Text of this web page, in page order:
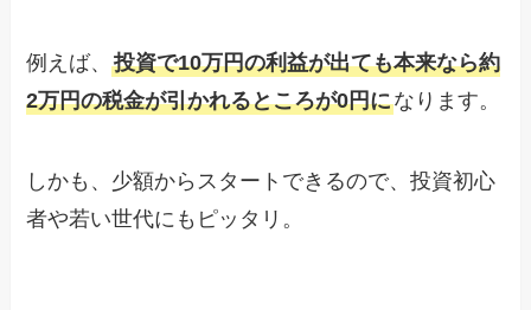
例えば、投資で10万円の利益が出ても本来なら約
2万円の税金が引かれるところが0円になります。
しかも、少額からスタートできるので、投資初心
者や若い世代にもピッタリ。